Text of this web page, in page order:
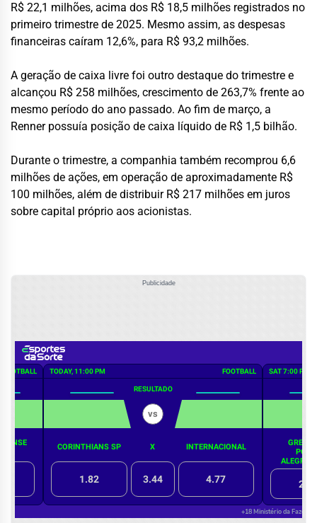
R$ 22,1 milhões, acima dos R$ 18,5 milhões registrados no
primeiro trimestre de 2025. Mesmo assim, as despesas
financeiras caíram 12,6%, para R$ 93,2 milhões.
A geração de caixa livre foi outro destaque do trimestre e
alcançou R$ 258 milhões, crescimento de 263,7% frente ao
mesmo período do ano passado. Ao fim de março, a
Renner possuía posição de caixa líquido de R$ 1,5 bilhão.
Durante o trimestre, a companhia também recomprou 6,6
milhões de ações, em operação de aproximadamente R$
100 milhões, além de distribuir R$ 217 milhões em juros
sobre capital próprio aos acionistas.
Publicidade